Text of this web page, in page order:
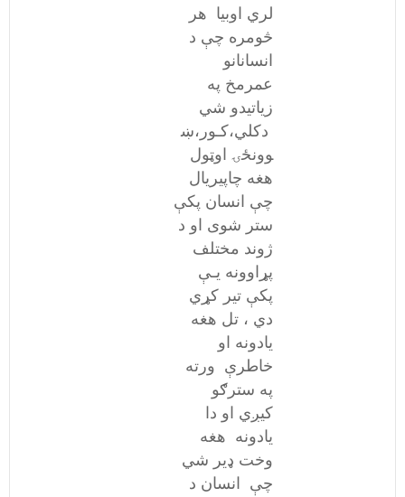
لري اوبیا هر
څومره چې د
انسانانو
عمرمخ په
زیاتیدو شي
دکلي،کـور،ښ
وونځۍ اوټول
هغه چاپیریال
چې انسان پکې
ستر شوی او د
ژوند مختلف
پړاوونه یـې
پکې تیر کړي
دي ، تل هغه
یادونه او
خاطرې ورته
په سترګو
کیږي او دا
یادونه هغه
وخت ډیر شي
چې انسان د